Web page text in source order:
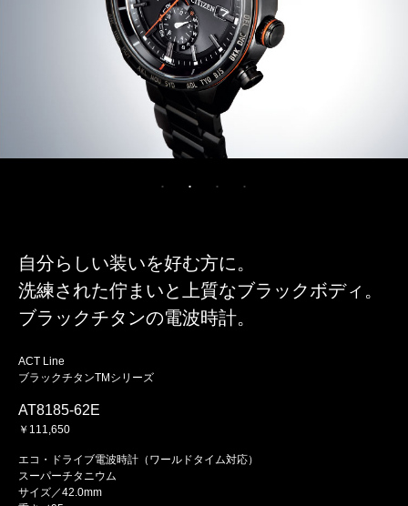
自分らしい装いを好む方に。
洗練された佇まいと上質なブラックボディ。
ブラックチタンの電波時計。
ACT Line
ブラックチタンTMシリーズ
AT8185-62E
￥111,650
エコ・ドライブ電波時計（ワールドタイム対応）
スーパーチタニウム
サイズ／42.0mm